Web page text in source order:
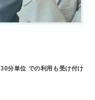
分単位 での利用も受け付け